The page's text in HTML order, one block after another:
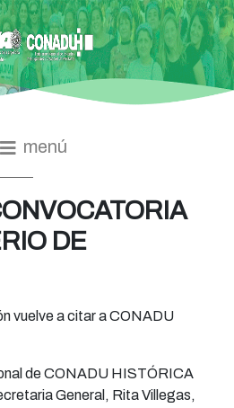
menú
DE
vuelve a citar a CONADU
de CONADU HISTÓRICA
General, Rita Villegas,